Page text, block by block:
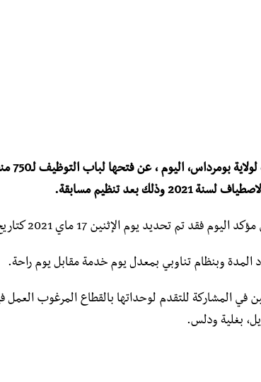
أعلنت
بعد تنظيم مسابقة.
يوم الإثنين 17 ماي 2021 كتاريخ لاجتياز المسابقة.
وبنظام تناوبي بمعدل يوم خدمة مقابل يوم راحة.
في المشاركة للتقدم لوحداتها بالقطاع المرغوب العمل
بغلية ودلس.